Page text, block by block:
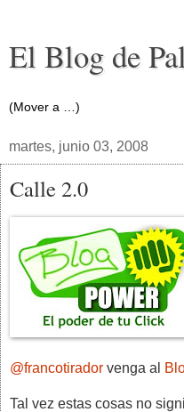
El Blog de
martes, junio 03, 2008
Calle 2.0
@francotirador venga al
Tal vez estas cosas no